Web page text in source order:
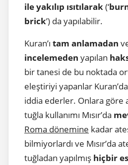
ile yakılıp ısıtılarak(‘
brick’) da yapılabilir.
Kuran’ı tam anlamadan
incelemeden yapılan
bir tanesi de bu noktada
eleştiriyi yapanlar Kuran’da
iddia ederler. Onlara göre
tuğla kullanımı Mısır’da
Roma dönemine kadar
bilmiyorlardı ve Mısır’da
tuğladan yapılmış hiçbir